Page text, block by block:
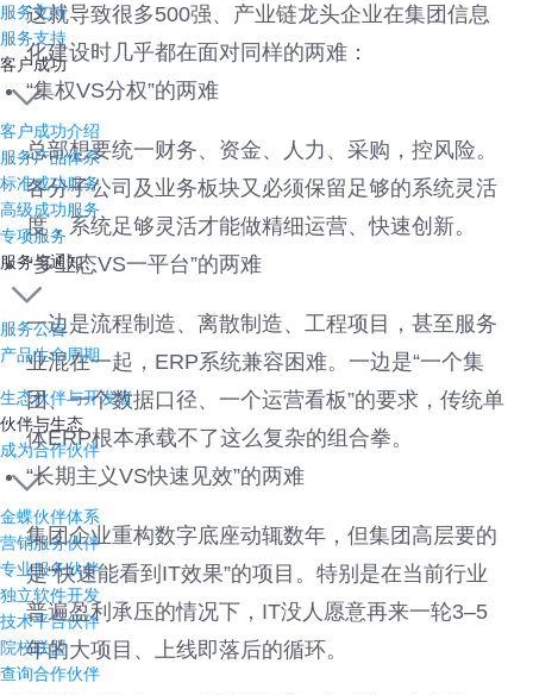
服务支持
服务支持
客户成功
客户成功介绍
服务产品体系
标准成功服务
高级成功服务
专项服务
服务与通知
服务公告
产品生命周期
生态伙伴与开发者
伙伴与生态
成为合作伙伴
金蝶伙伴体系
营销服务伙伴
专业服务伙伴
独立软件开发
技术平台伙伴
院校联盟
查询合作伙伴
这就导致很多500强、产业链龙头企业在集团信息
化建设时几乎都在面对同样的两难：
“集权VS分权”的两难
总部想要统一财务、资金、人力、采购，控风险。
各分子公司及业务板块又必须保留足够的系统灵活
度，系统足够灵活才能做精细运营、快速创新。
“多业态VS一平台”的两难
一边是流程制造、离散制造、工程项目，甚至服务
业混在一起，ERP系统兼容困难。一边是“一个集
团、一个数据口径、一个运营看板”的要求，传统单
体ERP根本承载不了这么复杂的组合拳。
“长期主义VS快速见效”的两难
集团企业重构数字底座动辄数年，但集团高层要的
是“快速能看到IT效果”的项目。特别是在当前行业
普遍盈利承压的情况下，IT没人愿意再来一轮3–5
年的大项目、上线即落后的循环。